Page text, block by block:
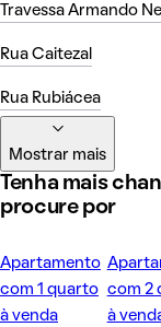
Travessa Armando
Rua Caitezal
Rua Rubiácea
Mostrar mais
Tenha mais
procure por
Apartamento
com 1 quarto
à venda
com 2
à